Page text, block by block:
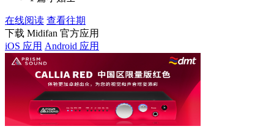
在线阅读 查看往期
下载 Midifan 官方应用
iOS 应用 Android 应用